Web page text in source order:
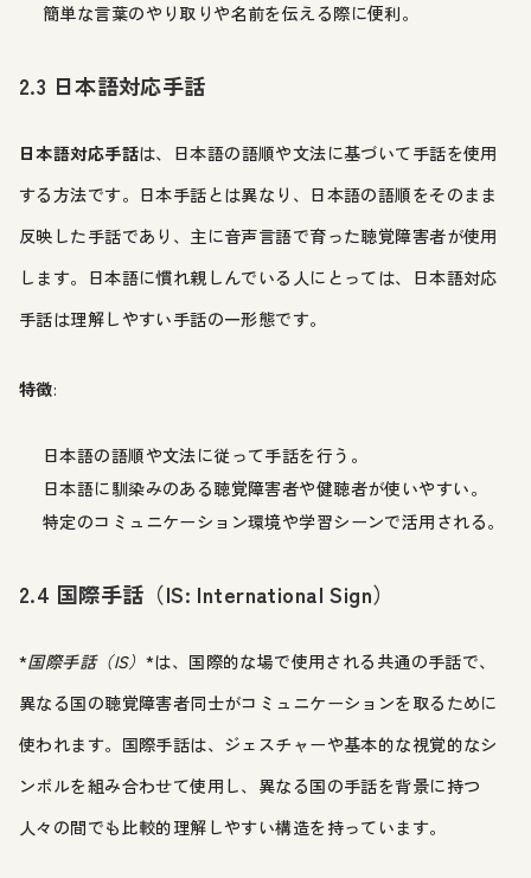
簡単な言葉のやり取りや名前を伝える際に便利。
2.3 日本語対応手話
日本語対応手話は、日本語の語順や文法に基づいて手話を使用
する方法です。日本手話とは異なり、日本語の語順をそのまま
反映した手話であり、主に音声言語で育った聴覚障害者が使用
します。日本語に慣れ親しんでいる人にとっては、日本語対応
手話は理解しやすい手話の一形態です。
特徴:
日本語の語順や文法に従って手話を行う。
日本語に馴染みのある聴覚障害者や健聴者が使いやすい。
特定のコミュニケーション環境や学習シーンで活用される。
2.4 国際手話（IS: International Sign）
*国際手話（IS） *は、国際的な場で使用される共通の手話で、
異なる国の聴覚障害者同士がコミュニケーションを取るために
使われます。国際手話は、ジェスチャーや基本的な視覚的なシ
ンボルを組み合わせて使用し、異なる国の手話を背景に持つ
人々の間でも比較的理解しやすい構造を持っています。